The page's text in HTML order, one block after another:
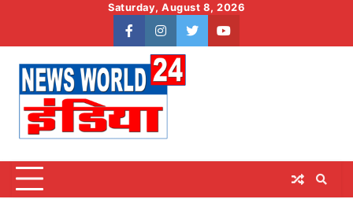
content
Saturday, August 8, 2026
facebookinstagram
twitteryoutube